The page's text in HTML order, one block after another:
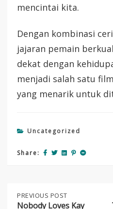
mencintai kita.
Dengan kombinasi
jajaran pemain
dekat dengan
menjadi salah satu
yang menarik untuk
Uncategorized
Share:
Post
PREVIOUS
POST:
PREVIOUS POST
Nobody Loves Kay